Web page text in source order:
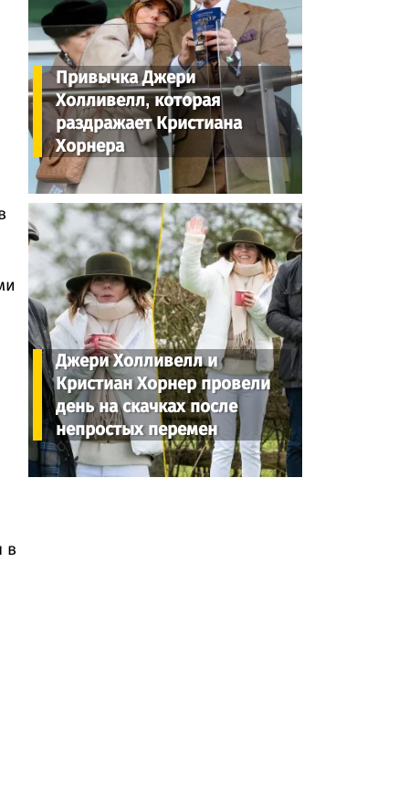
в
Привычка Джери
Холливелл, которая
раздражает Кристиана
Хорнера
Джери Холливелл и
Кристиан Хорнер провели
день на скачках после
непростых перемен